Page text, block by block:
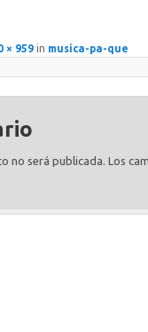
× 959 in musica-pa-que
no será publicada. Los